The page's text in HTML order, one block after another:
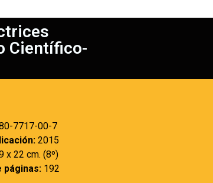
Científico-
7717-00-7
2015
x 22 cm. (8º)
páginas: 192